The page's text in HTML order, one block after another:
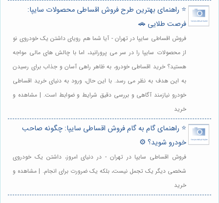
⭐️ راهنمای بهترین طرح فروش اقساطی محصولات سایپا:
فرصت طلایی 🚗
فروش اقساطی سایپا در تهران - آیا شما هم رویای داشتن یک خودروی نو
از محصولات سایپا را در سر می پرورانید، اما با چالش های مالی مواجه
هستید؟ خرید اقساطی خودرو، به ظاهر راهی آسان و جذاب برای رسیدن
به این هدف به نظر می رسد. با این حال، ورود به دنیای خرید اقساطی
خودرو نیازمند آگاهی و بررسی دقیق شرایط و ضوابط است. | مشاهده و
خرید
⭐️ راهنمای گام به گام فروش اقساطی سایپا: چگونه صاحب
خودرو شوید؟ ⚙️
فروش اقساطی سایپا در تهران - در دنیای امروز، داشتن یک خودروی
شخصی دیگر یک تجمل نیست، بلکه یک ضرورت برای انجام. | مشاهده و
خرید